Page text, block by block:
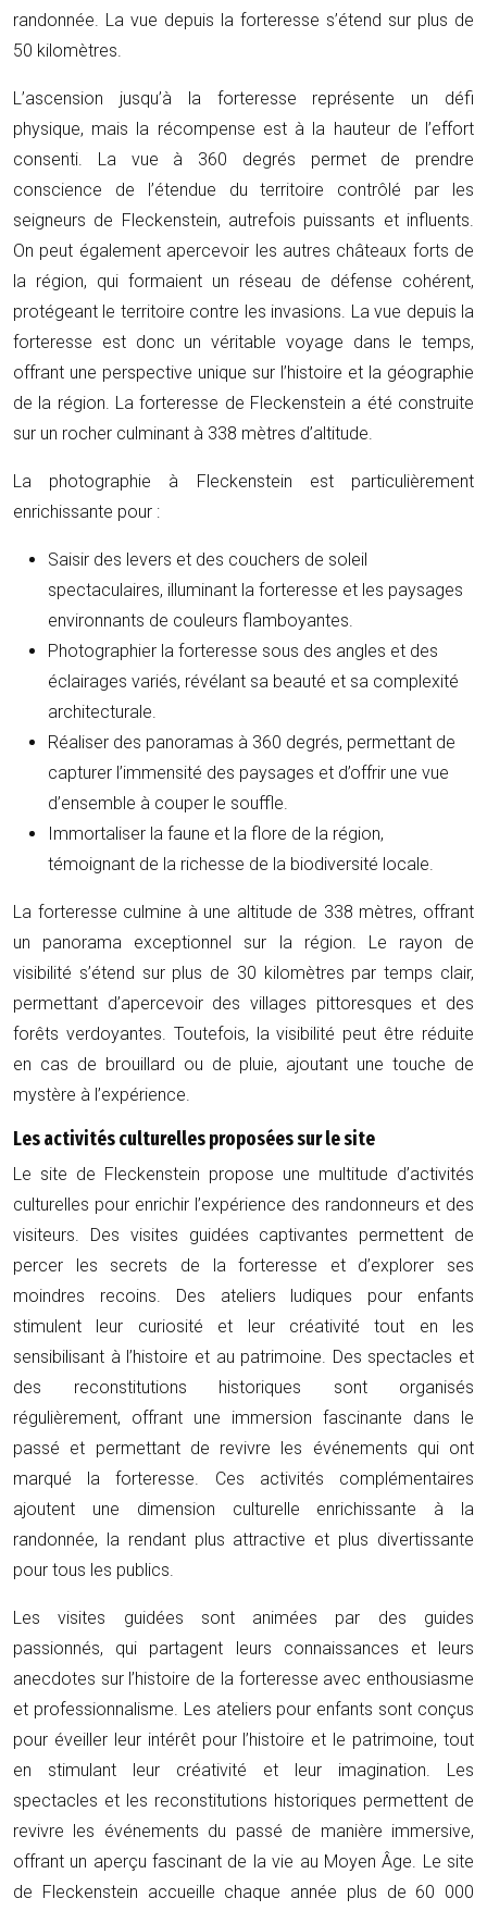
randonnée. La vue depuis la forteresse s’étend sur plus de
50 kilomètres.
L’ascension jusqu’à la forteresse représente un défi
physique, mais la récompense est à la hauteur de l’effort
consenti. La vue à 360 degrés permet de prendre
conscience de l’étendue du territoire contrôlé par les
seigneurs de Fleckenstein, autrefois puissants et influents.
On peut également apercevoir les autres châteaux forts de
la région, qui formaient un réseau de défense cohérent,
protégeant le territoire contre les invasions. La vue depuis la
forteresse est donc un véritable voyage dans le temps,
offrant une perspective unique sur l’histoire et la géographie
de la région. La forteresse de Fleckenstein a été construite
sur un rocher culminant à 338 mètres d’altitude.
La photographie à Fleckenstein est particulièrement
enrichissante pour :
Saisir des levers et des couchers de soleil
spectaculaires, illuminant la forteresse et les paysages
environnants de couleurs flamboyantes.
Photographier la forteresse sous des angles et des
éclairages variés, révélant sa beauté et sa complexité
architecturale.
Réaliser des panoramas à 360 degrés, permettant de
capturer l’immensité des paysages et d’offrir une vue
d’ensemble à couper le souffle.
Immortaliser la faune et la flore de la région,
témoignant de la richesse de la biodiversité locale.
La forteresse culmine à une altitude de 338 mètres, offrant
un panorama exceptionnel sur la région. Le rayon de
visibilité s’étend sur plus de 30 kilomètres par temps clair,
permettant d’apercevoir des villages pittoresques et des
forêts verdoyantes. Toutefois, la visibilité peut être réduite
en cas de brouillard ou de pluie, ajoutant une touche de
mystère à l’expérience.
Les activités culturelles proposées sur le site
Le site de Fleckenstein propose une multitude d’activités
culturelles pour enrichir l’expérience des randonneurs et des
visiteurs. Des visites guidées captivantes permettent de
percer les secrets de la forteresse et d’explorer ses
moindres recoins. Des ateliers ludiques pour enfants
stimulent leur curiosité et leur créativité tout en les
sensibilisant à l’histoire et au patrimoine. Des spectacles et
des reconstitutions historiques sont organisés
régulièrement, offrant une immersion fascinante dans le
passé et permettant de revivre les événements qui ont
marqué la forteresse. Ces activités complémentaires
ajoutent une dimension culturelle enrichissante à la
randonnée, la rendant plus attractive et plus divertissante
pour tous les publics.
Les visites guidées sont animées par des guides
passionnés, qui partagent leurs connaissances et leurs
anecdotes sur l’histoire de la forteresse avec enthousiasme
et professionnalisme. Les ateliers pour enfants sont conçus
pour éveiller leur intérêt pour l’histoire et le patrimoine, tout
en stimulant leur créativité et leur imagination. Les
spectacles et les reconstitutions historiques permettent de
revivre les événements du passé de manière immersive,
offrant un aperçu fascinant de la vie au Moyen Âge. Le site
de Fleckenstein accueille chaque année plus de 60 000